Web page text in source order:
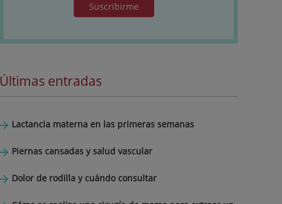
Suscribirme
Últimas entradas
Lactancia materna en las primeras semanas
Piernas cansadas y salud vascular
Dolor de rodilla y cuándo consultar